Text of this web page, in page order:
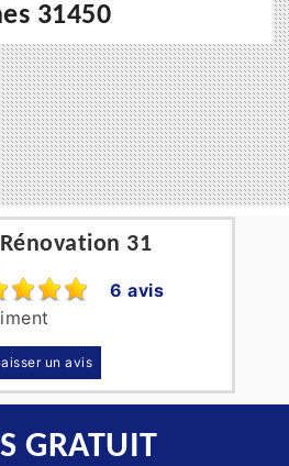
31450
31
6 avis
un avis
GRATUIT